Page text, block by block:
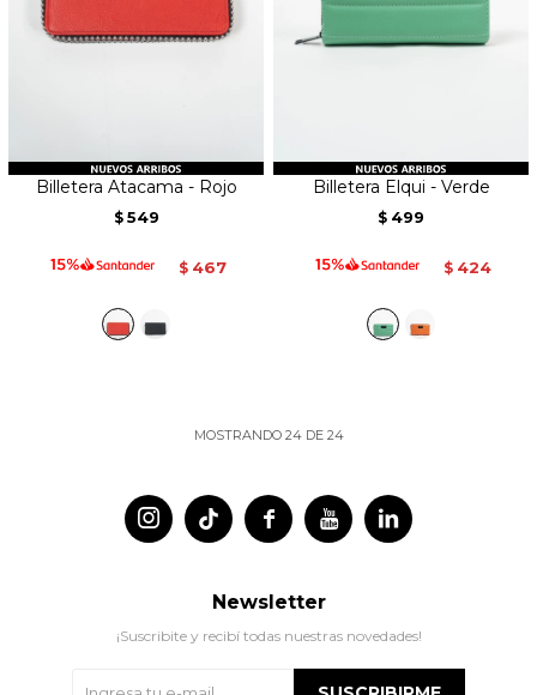
Billetera Atacama - Rojo
$ 549
$ 467
Billetera Elqui - Verde
$ 499
$ 424
MOSTRANDO 24DE 24
 
 
Newsletter
¡Suscribite y recibí todas nuestras novedades!